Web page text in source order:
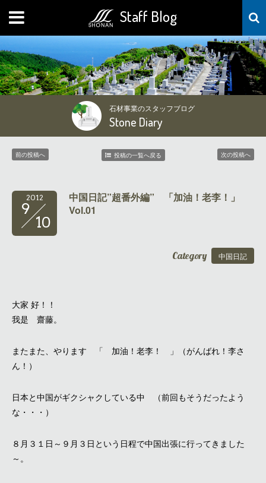
Staff Blog
MENU
石材事業のスタッフブログ
Stone Diary
前の投稿へ 投稿の一覧へ戻る 次の投稿へ
2012
9
10
中国日記”超番外編” 「加油！老李！」
Vol.01
Category 中国日記
大家 好！！
我是 齋藤。
またまた、やります 「 加油！老李！ 」（がんばれ！李さ
ん！）
日本と中国がギクシャクしている中 （前回もそうだったよう
な・・・）
８月３１日～９月３日という日程で中国出張に行ってきました
～。